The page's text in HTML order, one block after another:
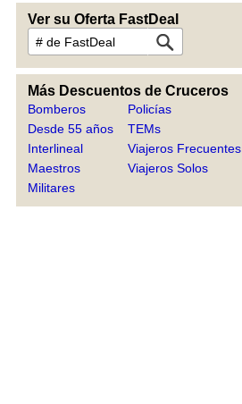
Ver su Oferta FastDeal
Más Descuentos de Cruceros
Bomberos
Desde 55 años
Interlineal
Maestros
Militares
Policías
TEMs
Viajeros Frecuentes
Viajeros Solos